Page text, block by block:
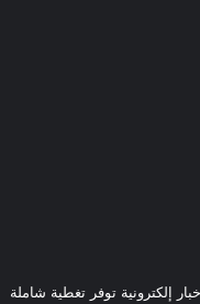
إلكترونية توفر تغطية شاملة